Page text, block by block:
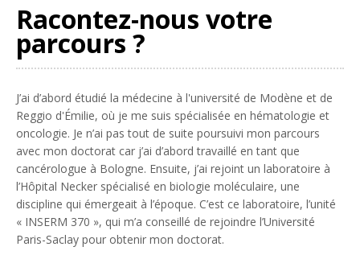
Racontez-nous votre
parcours ?
J’ai d’abord étudié la médecine à l'université de Modène et de
Reggio d'Émilie, où je me suis spécialisée en hématologie et
oncologie. Je n’ai pas tout de suite poursuivi mon parcours
avec mon doctorat car j’ai d’abord travaillé en tant que
cancérologue à Bologne. Ensuite, j’ai rejoint un laboratoire à
l’Hôpital Necker spécialisé en biologie moléculaire, une
discipline qui émergeait à l’époque. C’est ce laboratoire, l’unité
« INSERM 370 », qui m’a conseillé de rejoindre l’Université
Paris-Saclay pour obtenir mon doctorat.